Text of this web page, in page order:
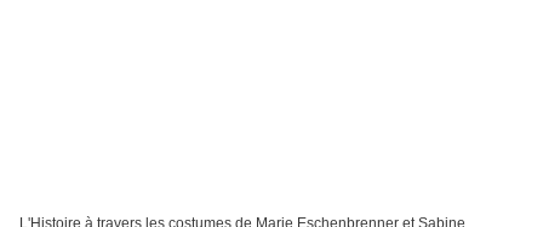
L'Histoire à travers les costumes de Marie Eschenbrenner et Sabine